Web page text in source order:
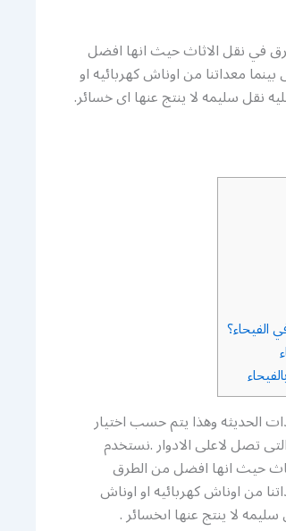
في نقل الاثاث حيث انها افضل
معداتنا من اوناش كهربائيه او
نقل سليمه لا ينتج عنها اى خسائر.
الحديثه وهذا يتم حسب اختيار
تصل لاعلى الادوار .نستخدم
حيث انها افضل من الطرق
من اوناش كهربائيه او اوناش
لا ينتج عنها اىخسائر .